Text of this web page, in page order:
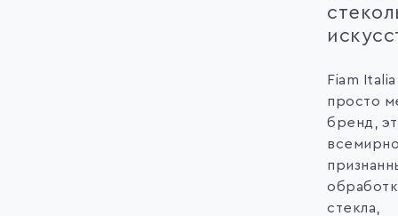
Fiam
просто
бренд,
стекла,